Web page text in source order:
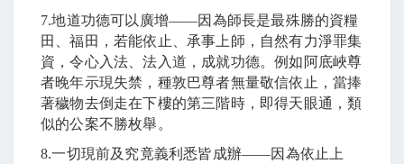
7.地道功德可以廣增――因為師長是最殊勝的資糧
田、福田，若能依止、承事上師，自然有力淨罪集
資，令心入法、法入道，成就功德。例如阿底峽尊
者晚年示現失禁，種敦巴尊者無量敬信依止，當捧
著穢物去倒走在下樓的第三階時，即得天眼通，類
似的公案不勝枚舉。
8.一切現前及究竟義利悉皆成辦――因為依止上